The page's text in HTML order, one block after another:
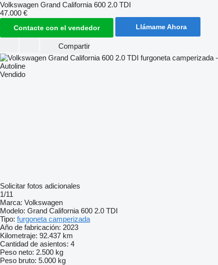
Volkswagen Grand California 600 2.0 TDI
47.000 €
Contacte con el vendedor Llámame Ahora
Compartir
Vendido
Solicitar fotos adicionales
1/11
Marca: Volkswagen
Modelo: Grand California 600 2.0 TDI
Tipo: furgoneta camperizada
Año de fabricación: 2023
Kilometraje: 92.437 km
Cantidad de asientos: 4
Peso neto: 2.500 kg
Peso bruto: 5.000 kg